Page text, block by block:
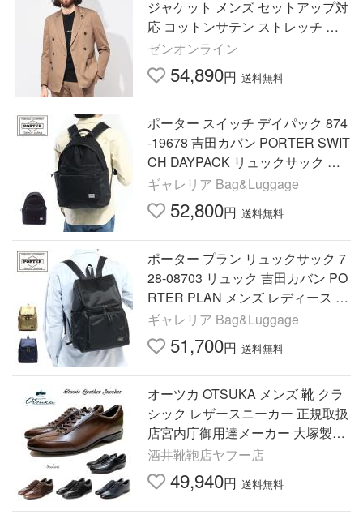
ジャケット メンズ セットアップ対
応 コットンサテン ストレッチ ダ
ブル LD6203QIF64402
ゼンオンライン
54,890円 送料無料
ポーター スイッチ デイパック 874
-19678 吉田カバン PORTER SWIT
CH DAYPACK リュックサック メ
ンズ レディース ブラック カジュ
アル A4 通学 シンプル 黒
ギャレリア Bag&Luggage
52,800円 送料無料
ポーター プラン リュックサック 7
28-08703 リュック 吉田カバン PO
RTER PLAN メンズ レディース お
しゃれ シンプル 黒 バッグ カジュ
アル
ギャレリア Bag&Luggage
51,700円 送料無料
オーツカ OTSUKA メンズ 靴 クラ
シック レザースニーカー 正規取扱
店宮内庁御用達メーカー 大塚製靴
品番 OT-6021 幅 3E ビジネス カジ
ュアル
酒井靴鞄店ヤフー店
49,940円 送料無料